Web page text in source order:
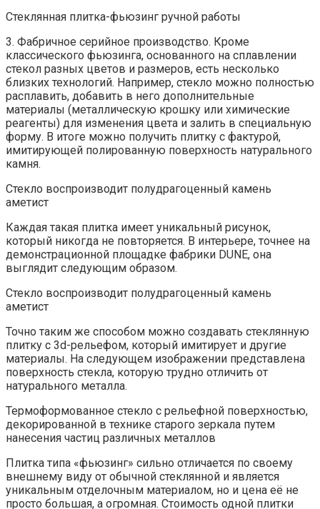
Стеклянная плитка-фьюзинг ручной работы
3. Фабричное серийное производство. Кроме
классического фьюзинга, основанного на сплавлении
стекол разных цветов и размеров, есть несколько
близких технологий. Например, стекло можно полностью
расплавить, добавить в него дополнительные
материалы (металлическую крошку или химические
реагенты) для изменения цвета и залить в специальную
форму. В итоге можно получить плитку с фактурой,
имитирующей полированную поверхность натурального
камня.
Стекло воспроизводит полудрагоценный камень
аметист
Каждая такая плитка имеет уникальный рисунок,
который никогда не повторяется. В интерьере, точнее на
демонстрационной площадке фабрики DUNE, она
выглядит следующим образом.
Стекло воспроизводит полудрагоценный камень
аметист
Точно таким же способом можно создавать стеклянную
плитку с 3d-рельефом, который имитирует и другие
материалы. На следующем изображении представлена
поверхность стекла, которую трудно отличить от
натурального металла.
Термоформованное стекло с рельефной поверхностью,
декорированной в технике старого зеркала путем
нанесения частиц различных металлов
Плитка типа «фьюзинг» сильно отличается по своему
внешнему виду от обычной стеклянной и является
уникальным отделочным материалом, но и цена её не
просто большая, а огромная. Стоимость одной плитки